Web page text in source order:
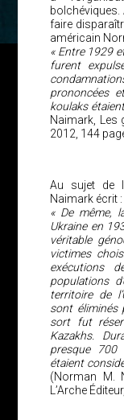
bolchéviques.
faire
américain
« Entre 1929
furent
prononcées
koulaks
Naimark, Les
2012, 144
Au sujet de
Naimark écrit :
« De même,
Ukraine en
véritable
victimes
exécutions
populations
territoire de
sont éliminés
sort fut
Kazakhs.
presque
étaient
(Norman M.
L’Arche